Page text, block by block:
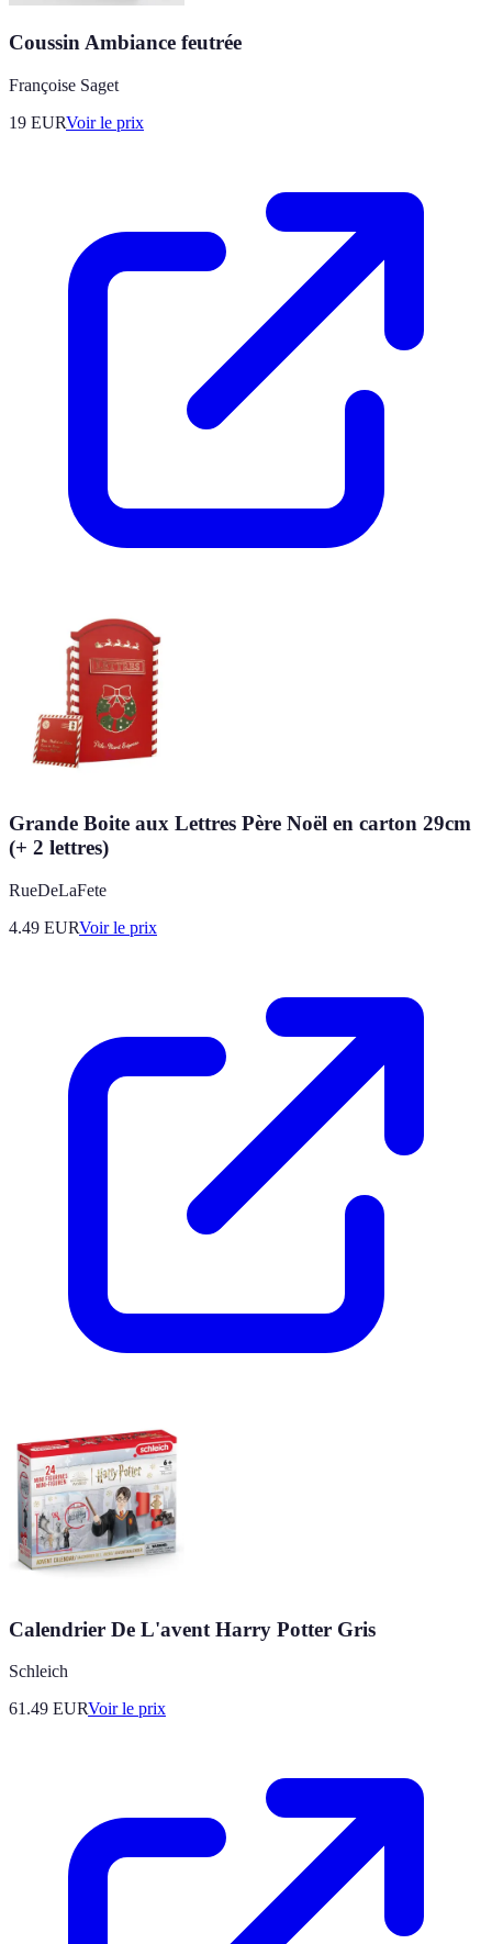
Coussin Ambiance feutrée
Françoise Saget
19 EURVoir le prix
Grande Boite aux Lettres Père Noël en carton 29cm
(+ 2 lettres)
RueDeLaFete
4.49 EURVoir le prix
Calendrier De L'avent Harry Potter Gris
Schleich
61.49 EURVoir le prix